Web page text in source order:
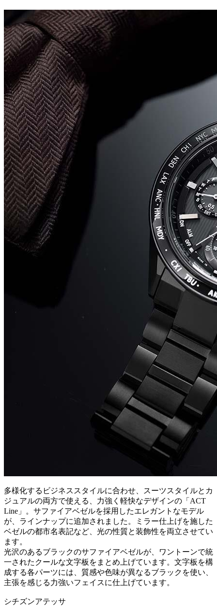
多様化するビジネススタイルに合わせ、スーツスタイルとカ
ジュアルの両方で使える、力強く軽快なデザインの「ACT
Line」。サファイアベゼルを採用したエレガントなモデル
が、ラインナップに追加されました。ミラー仕上げを施した
ベゼルの都市名表記など、光の性質と装飾性を両立させてい
ます。
光沢のあるブラックのサファイアベゼルが、ワントーンで統
一されたクールな文字板をまとめ上げています。文字板を構
成する各パーツには、質感や色味が異なるブラックを使い、
主張を感じる力強いフェイスに仕上げています。
シチズンアテッサ